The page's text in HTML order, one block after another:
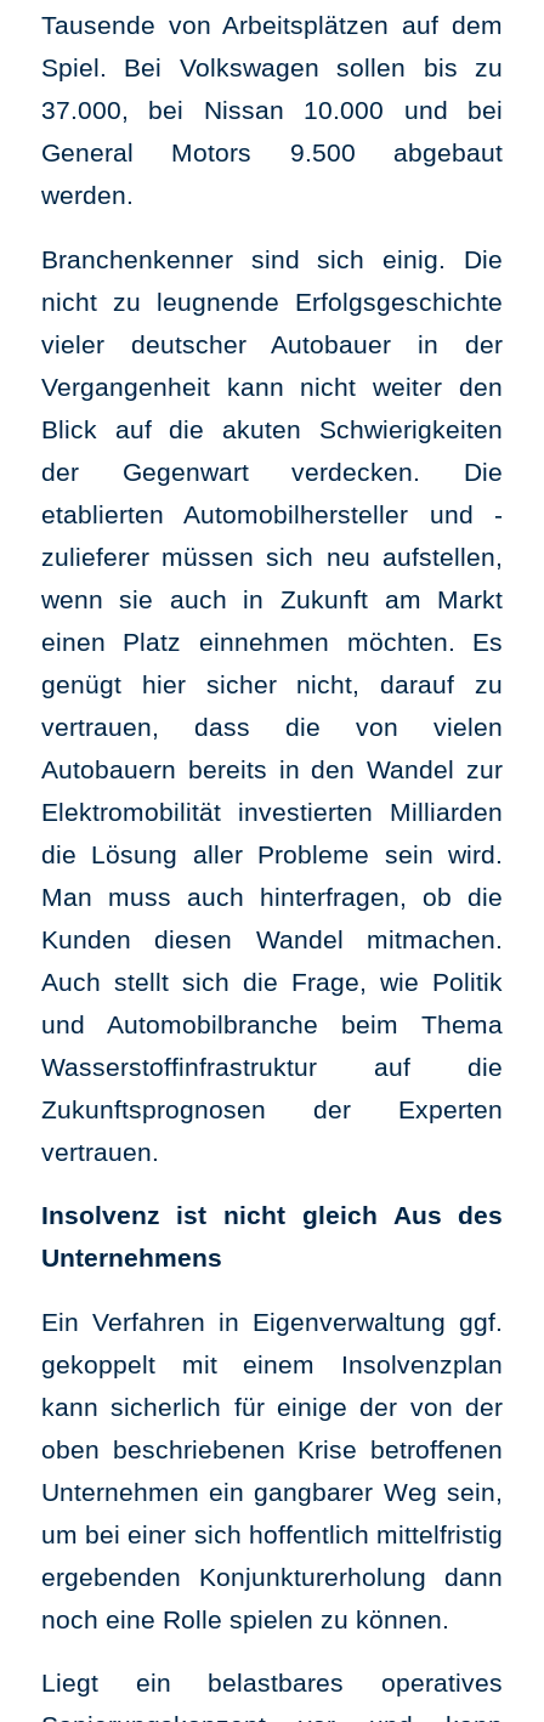
Tausende von Arbeitsplätzen auf dem
Spiel. Bei Volkswagen sollen bis zu
37.000, bei Nissan 10.000 und bei
General Motors 9.500 abgebaut
werden.
Branchenkenner sind sich einig. Die
nicht zu leugnende Erfolgsgeschichte
vieler deutscher Autobauer in der
Vergangenheit kann nicht weiter den
Blick auf die akuten Schwierigkeiten
der Gegenwart verdecken. Die
etablierten Automobilhersteller und -
zulieferer müssen sich neu aufstellen,
wenn sie auch in Zukunft am Markt
einen Platz einnehmen möchten. Es
genügt hier sicher nicht, darauf zu
vertrauen, dass die von vielen
Autobauern bereits in den Wandel zur
Elektromobilität investierten Milliarden
die Lösung aller Probleme sein wird.
Man muss auch hinterfragen, ob die
Kunden diesen Wandel mitmachen.
Auch stellt sich die Frage, wie Politik
und Automobilbranche beim Thema
Wasserstoffinfrastruktur auf die
Zukunftsprognosen der Experten
vertrauen.
Insolvenz ist nicht gleich Aus des
Unternehmens
Ein Verfahren in Eigenverwaltung ggf.
gekoppelt mit einem Insolvenzplan
kann sicherlich für einige der von der
oben beschriebenen Krise betroffenen
Unternehmen ein gangbarer Weg sein,
um bei einer sich hoffentlich mittelfristig
ergebenden Konjunkturerholung dann
noch eine Rolle spielen zu können.
Liegt ein belastbares operatives